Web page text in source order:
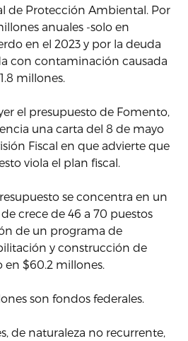
de Protección Ambiental. Por
anuales -solo en
en el 2023 y por la deuda
con contaminación causada
millones.
el presupuesto de Fomento,
una carta del 8 de mayo
Fiscal en que advierte que
viola el plan fiscal.
se concentra en un
crece de 46 a 70 puestos
de un programa de
y construcción de
en $60.2 millones.
son fondos federales.
de naturaleza no recurrente,